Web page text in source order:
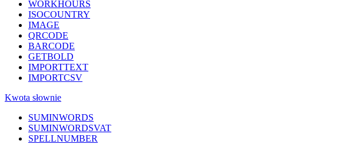
WORKHOURS
ISOCOUNTRY
IMAGE
QRCODE
BARCODE
GETBOLD
IMPORTTEXT
IMPORTCSV
Kwota słownie
SUMINWORDS
SUMINWORDSVAT
SPELLNUMBER